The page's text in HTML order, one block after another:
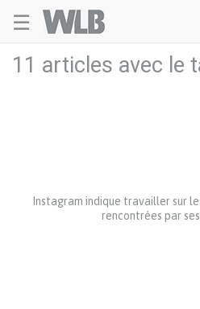
☰
11 articles avec le
Instagram indique travailler sur
rencontrées par